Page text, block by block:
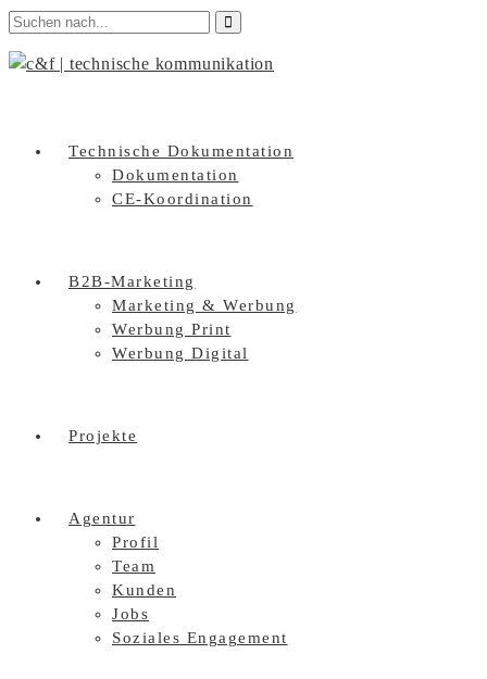
Technische Dokumentation
Dokumentation
CE-Koordination
B2B-Marketing
Marketing & Werbung
Werbung Print
Werbung Digital
Projekte
Agentur
Profil
Team
Kunden
Jobs
Soziales Engagement